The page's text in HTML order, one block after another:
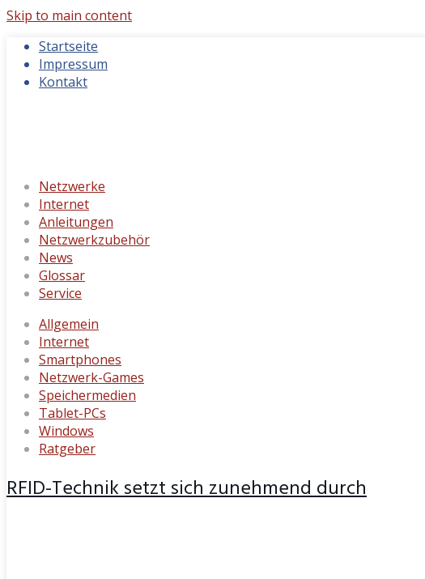
Skip to main content
Startseite
Impressum
Kontakt
Netzwerke
Internet
Anleitungen
Netzwerkzubehör
News
Glossar
Service
Allgemein
Internet
Smartphones
Netzwerk-Games
Speichermedien
Tablet-PCs
Windows
Ratgeber
RFID-Technik setzt sich zunehmend durch